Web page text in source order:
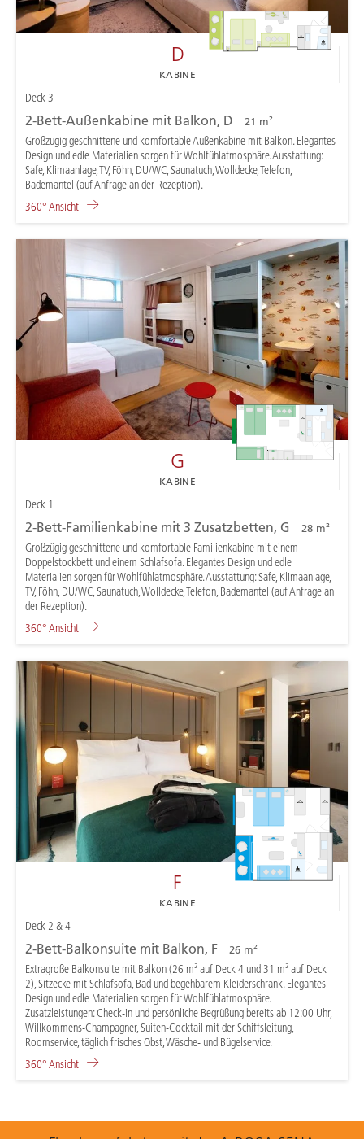
D
KABINE
Deck 3
2-Bett-Außenkabine mit Balkon, D 21 m²
Großzügig geschnittene und komfortable Außenkabine mit Balkon. Elegantes
Design und edle Materialien sorgen für Wohlfühlatmosphäre. Ausstattung:
Safe, Klimaanlage, TV, Föhn, DU/WC, Saunatuch, Wolldecke, Telefon,
Bademantel (auf Anfrage an der Rezeption).
360° Ansicht
G
G
KABINE
Deck 1
2-Bett-Familienkabine mit 3 Zusatzbetten, G 28 m²
Großzügig geschnittene und komfortable Familienkabine mit einem
Doppelstockbett und einem Schlafsofa. Elegantes Design und edle
Materialien sorgen für Wohlfühlatmosphäre. Ausstattung: Safe, Klimaanlage,
TV, Föhn, DU/WC, Saunatuch, Wolldecke, Telefon, Bademantel (auf Anfrage an
der Rezeption).
360° Ansicht
F
KABINE
Deck 2 & 4
2-Bett-Balkonsuite mit Balkon, F 26 m²
Extragroße Balkonsuite mit Balkon (26 m² auf Deck 4 und 31 m² auf Deck
2), Sitzecke mit Schlafsofa, Bad und begehbarem Kleiderschrank. Elegantes
Design und edle Materialien sorgen für Wohlfühlatmosphäre.
Zusatzleistungen: Check-in und persönliche Begrüßung bereits ab 12:00 Uhr,
Willkommens-Champagner, Suiten-Cocktail mit der Schiffsleitung,
Roomservice, täglich frisches Obst, Wäsche- und Bügelservice.
360° Ansicht